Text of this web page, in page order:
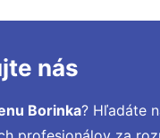
nás
Borinka? Hľadáte